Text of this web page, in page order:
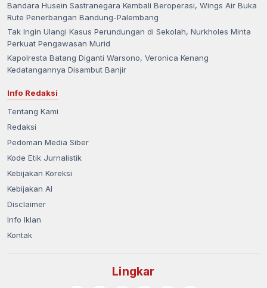
Bandara Husein Sastranegara Kembali Beroperasi, Wings Air Buka
Rute Penerbangan Bandung-Palembang
Tak Ingin Ulangi Kasus Perundungan di Sekolah, Nurkholes Minta
Perkuat Pengawasan Murid
Kapolresta Batang Diganti Warsono, Veronica Kenang
Kedatangannya Disambut Banjir
Info Redaksi
Tentang Kami
Redaksi
Pedoman Media Siber
Kode Etik Jurnalistik
Kebijakan Koreksi
Kebijakan AI
Disclaimer
Info Iklan
Kontak
Lingkar